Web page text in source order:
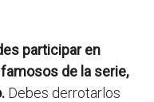
participar en
de la serie,
Debes derrotarlos